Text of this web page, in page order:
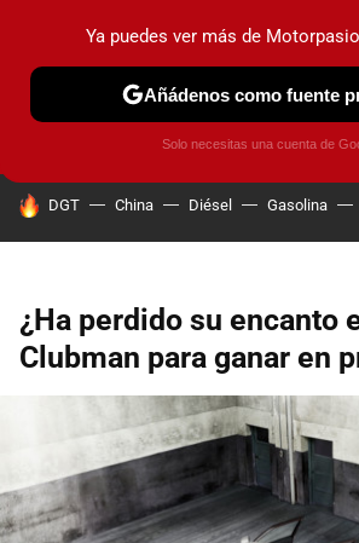
PRUEBAS COCHES ELÉCTRICOS
HOY SE HABLA DE
DGT China Diésel Gasolina
¿Ha perdido su encanto
Clubman para ganar en
Ya puedes ver más de
Añádenos como fuente
Solo necesitas una cuenta de